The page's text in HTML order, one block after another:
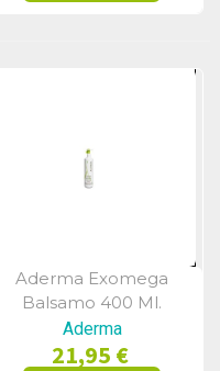
Vista Rápida
Aderma Exomega
Balsamo 400 Ml.
Aderma
21,95 €